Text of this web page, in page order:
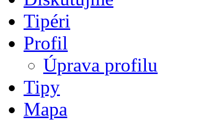
Tipéri
Profil
Úprava profilu
Tipy
Mapa